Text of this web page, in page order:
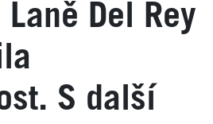
Laně Del Rey
S další